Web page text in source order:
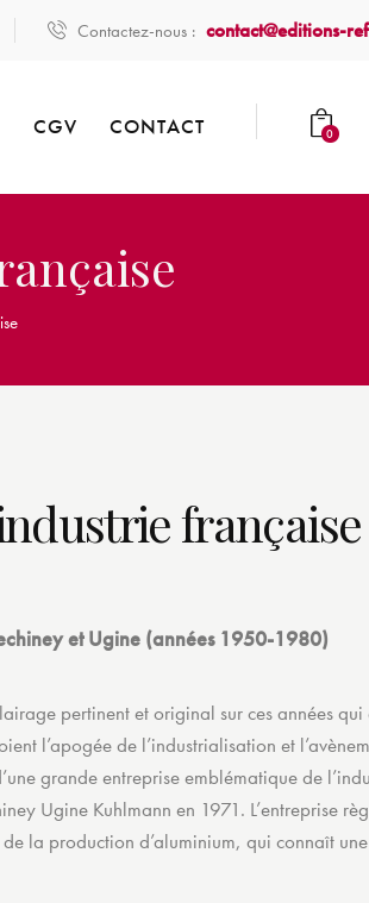
Contactez-nous : contact@editions-
CGV CONTACT 0
française
et Ugine (années 1950-1980)
pertinent et original sur ces années qui
l’apogée de l’industrialisation et
grande entreprise emblématique de
Ugine Kuhlmann en 1971. L’entreprise
la production d’aluminium, qui connaît une